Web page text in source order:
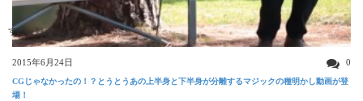
すごい動画
2015年6月24日 0
CGじゃなかったの！？とうとうあの上半身と下半身が分離するマジックの種明かし動画が登
場！